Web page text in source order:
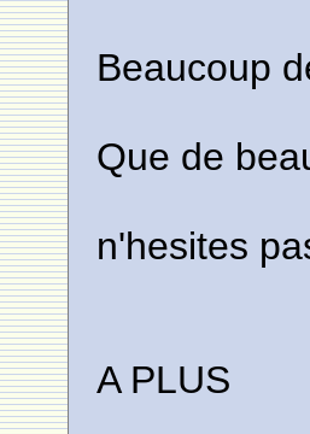
Beaucoup
Que de
n'hesites
A PLUS